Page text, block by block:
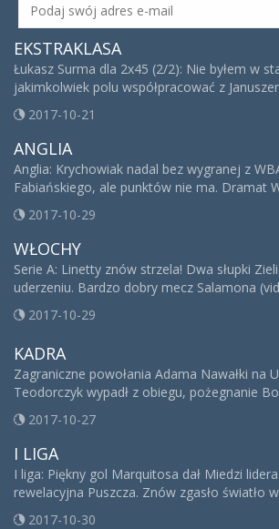
EKSTRAKLASA
Łukasz Surma dla 2x45 (2/2): Nie byłem w
jakimkolwiek polu współpracować z
2017-10-21
ANGLIA
Anglia: Krychowiak nadal bez wygranej z
Fabiańskiego, ale punktów nie ma. Dramat
2017-10-29
WŁOCHY
Serie A: Linetty znów strzela! Dwa słupki
uderzeniu. Bardzo dobry mecz Salamona
2017-10-29
KADRA
Zagraniczne powołania Adama Nawałki na
Teodorczyk wypadł z obiegu, pożegnanie
2017-10-27
I LIGA
I liga: Piękny gol Marquitosa dał Miedzi
rewelacyjna Puszcza. Znów zgasło światło
2017-10-30